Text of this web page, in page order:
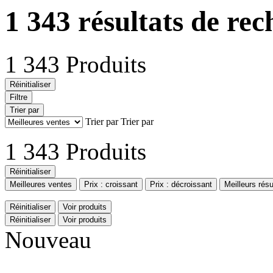
1 343 résultats de
1 343 Produits
Réinitialiser
Filtre
Trier par
Trier parTrier par
1 343 Produits
Réinitialiser
Meilleures ventes
Prix : croissant Prix : décroissant Meilleurs
Réinitialiser
Voir produits
Réinitialiser
Voir produits
Nouveau